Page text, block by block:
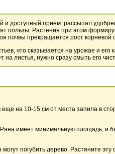
и доступный прием: рассыпал
пользы. Растения при этом
почвы прекращается рост корневой
что сказывается на урожае и его
листья, нужно сразу смыть его
на 10-15 см от места запила в
имеет минимальную площадь, и
погубить дерево. Растяните